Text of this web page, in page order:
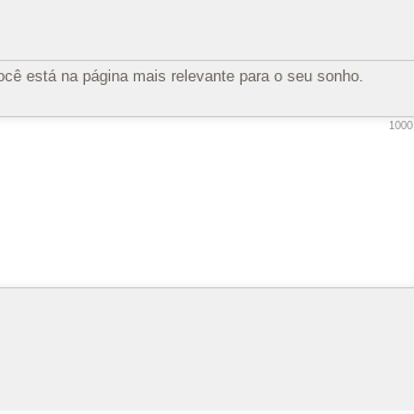
está na página mais relevante para o seu sonho.
1000